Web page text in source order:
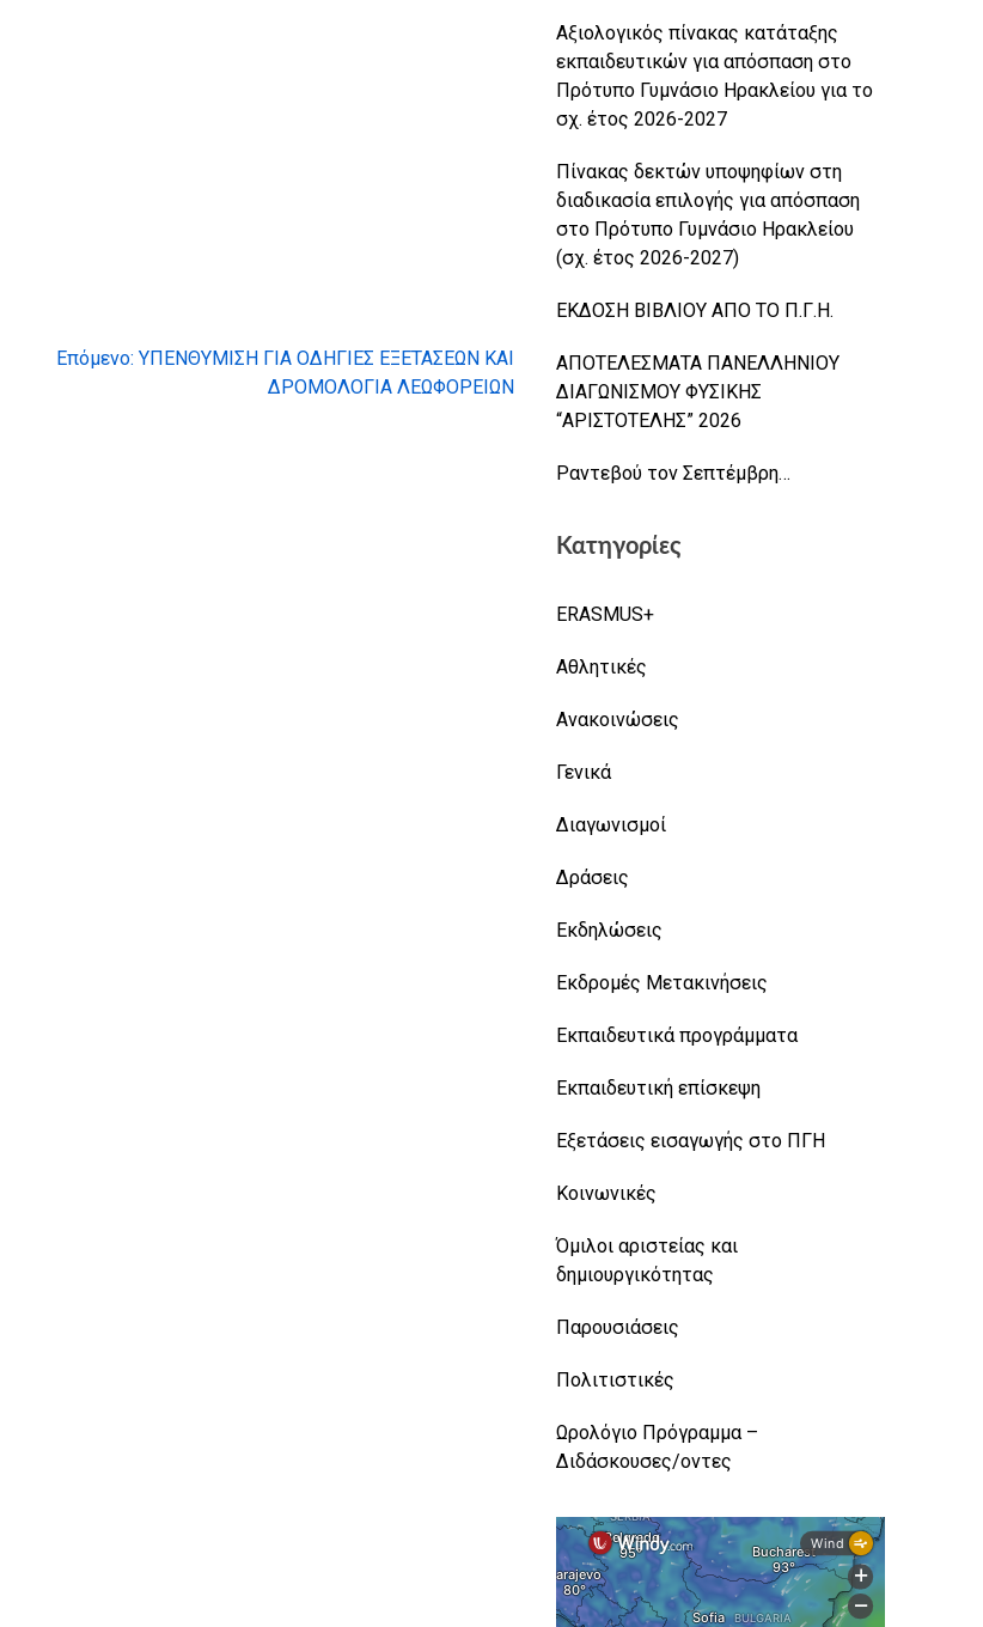
Επόμενο: ΥΠΕΝΘΥΜΙΣΗ ΓΙΑ ΟΔΗΓΙΕΣ ΕΞΕΤΑΣΕΩΝ ΚΑΙ
ΔΡΟΜΟΛΟΓΙΑ ΛΕΩΦΟΡΕΙΩΝ
Αξιολογικός πίνακας κατάταξης
εκπαιδευτικών για απόσπαση στο
Πρότυπο Γυμνάσιο Ηρακλείου για το
σχ. έτος 2026-2027
Πίνακας δεκτών υποψηφίων στη
διαδικασία επιλογής για απόσπαση
στο Πρότυπο Γυμνάσιο Ηρακλείου
(σχ. έτος 2026-2027)
ΕΚΔΟΣΗ ΒΙΒΛΙΟΥ ΑΠΟ ΤΟ Π.Γ.Η.
ΑΠΟΤΕΛΕΣΜΑΤΑ ΠΑΝΕΛΛΗΝΙΟΥ
ΔΙΑΓΩΝΙΣΜΟΥ ΦΥΣΙΚΗΣ
“ΑΡΙΣΤΟΤΕΛΗΣ” 2026
Ραντεβού τον Σεπτέμβρη…
Κατηγορίες
ERASMUS+
Αθλητικές
Ανακοινώσεις
Γενικά
Διαγωνισμοί
Δράσεις
Εκδηλώσεις
Εκδρομές Μετακινήσεις
Εκπαιδευτικά προγράμματα
Εκπαιδευτική επίσκεψη
Εξετάσεις εισαγωγής στο ΠΓΗ
Κοινωνικές
Όμιλοι αριστείας και
δημιουργικότητας
Παρουσιάσεις
Πολιτιστικές
Ωρολόγιο Πρόγραμμα –
Διδάσκουσες/οντες